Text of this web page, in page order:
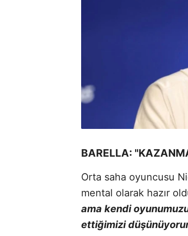
BARELLA:
Orta saha oyuncusu
mental olarak hazır
ama kendi
ettiğimizi